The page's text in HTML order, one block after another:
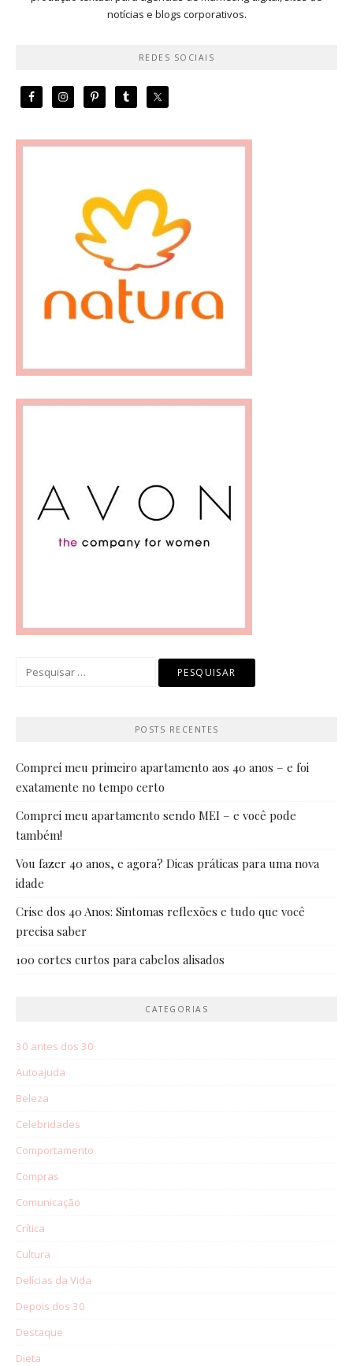
notícias e blogs corporativos.
REDES SOCIAIS
POSTS RECENTES
Comprei meu primeiro apartamento aos 40 anos – e foi
exatamente no tempo certo
Comprei meu apartamento sendo MEI – e você pode
também!
Vou fazer 40 anos, e agora? Dicas práticas para uma nova
idade
Crise dos 40 Anos: Sintomas reflexões e tudo que você
precisa saber
100 cortes curtos para cabelos alisados
CATEGORIAS
30 antes dos 30
Autoajuda
Beleza
Celebridades
Comportamento
Compras
Comunicação
Crítica
Cultura
Delícias da Vida
Depois dos 30
Destaque
Dieta